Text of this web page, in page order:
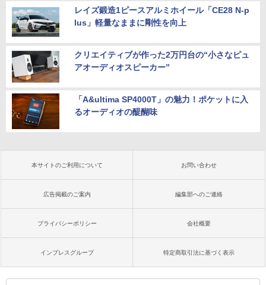
￥52,900
レイズ鍛造1ピースアルミホイール「CE28 N-p
lus」軽量なままに剛性を向上
クリエイティブが作った2万円台の“小さなピュ
アオーディオスピーカー”
「A&ultima SP4000T」の魅力！ポケットに入
るオーディオの醍醐味
本サイトのご利用について お問い合わせ
広告掲載のご案内 編集部へのご連絡
プライバシーポリシー 会社概要
インプレスグループ 特定商取引法に基づく表示